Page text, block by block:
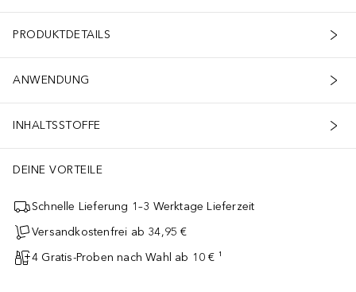
PRODUKTDETAILS
ANWENDUNG
INHALTSSTOFFE
DEINE VORTEILE
Schnelle Lieferung 1–3 Werktage Lieferzeit
Versandkostenfrei ab 34,95 €
4 Gratis-Proben nach Wahl ab 10 € ¹